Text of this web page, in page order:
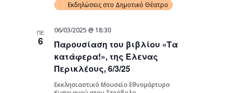
Εκδηλώσεις στο Δημοτικό Θέατρο
ΠΕ
6
Παρουσίαση του βιβλίου «Τα
κατάφερα!», της Έλενας
Περικλέους, 6/3/25
06/03/2025 @ 18:30
Εκκλησιαστικό Μουσείο Εθνομάρτυρα